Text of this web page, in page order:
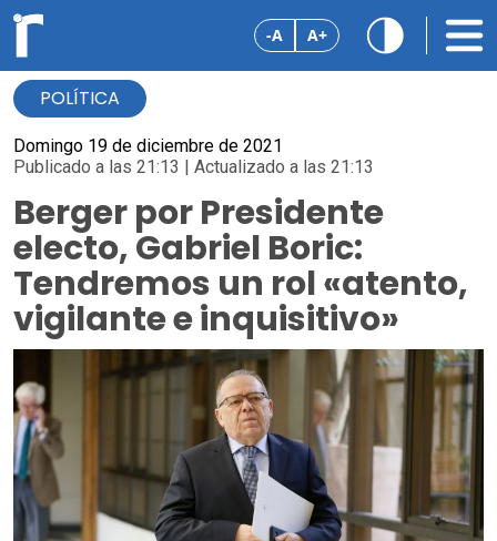
-A A+
POLÍTICA
Domingo 19 de diciembre de 2021
Publicado a las 21:13 | Actualizado a las 21:13
Berger por Presidente
electo, Gabriel Boric:
Tendremos un rol «atento,
vigilante e inquisitivo»